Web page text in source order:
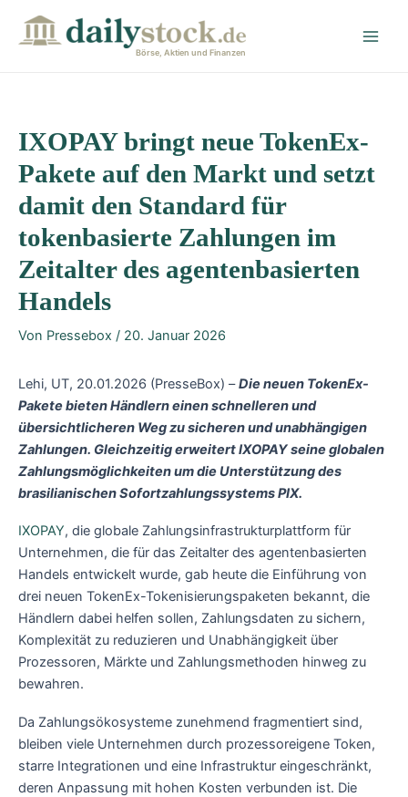
Börse, Aktien und Finanzen
IXOPAY bringt neue TokenEx-
Pakete auf den Markt und setzt
damit den Standard für
tokenbasierte Zahlungen im
Zeitalter des agentenbasierten
Handels
Von Pressebox / 20. Januar 2026
Lehi, UT, 20.01.2026 (PresseBox) –Die neuen TokenEx-
Pakete bieten Händlern einen schnelleren und
übersichtlicheren Weg zu sicheren und unabhängigen
Zahlungen. Gleichzeitig erweitert IXOPAY seine globalen
Zahlungsmöglichkeiten um die Unterstützung des
brasilianischen Sofortzahlungssystems PIX.
IXOPAY, die globale Zahlungsinfrastrukturplattform für
Unternehmen, die für das Zeitalter des agentenbasierten
Handels entwickelt wurde, gab heute die Einführung von
drei neuen TokenEx-Tokenisierungspaketen bekannt, die
Händlern dabei helfen sollen, Zahlungsdaten zu sichern,
Komplexität zu reduzieren und Unabhängigkeit über
Prozessoren, Märkte und Zahlungsmethoden hinweg zu
bewahren.
Da Zahlungsökosysteme zunehmend fragmentiert sind,
bleiben viele Unternehmen durch prozessoreigene Token,
starre Integrationen und eine Infrastruktur eingeschränkt,
deren Anpassung mit hohen Kosten verbunden ist. Die